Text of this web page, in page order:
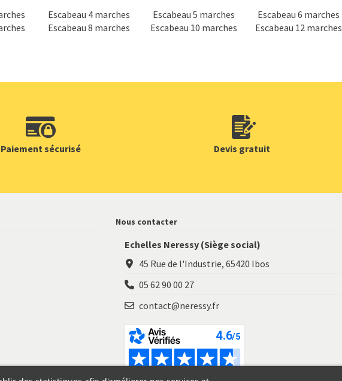
Escabeau 4 marches Escabeau 5 marches
Escabeau 6 marches
Escabeau 8 marches Escabeau 10 marches Escabeau 12 marches
Paiement sécurisé Devis gratuit
Nous contacter
Echelles Neressy (Siège social)
45 Rue de l'Industrie, 65420 Ibos
05 62 90 00 27
contact@neressy.fr